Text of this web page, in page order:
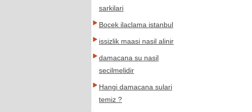
sarkilari
Bocek ilaclama istanbul
issizlik maasi nasil alinir
damacana su nasil
secilmelidir
Hangi damacana sulari
temiz ?